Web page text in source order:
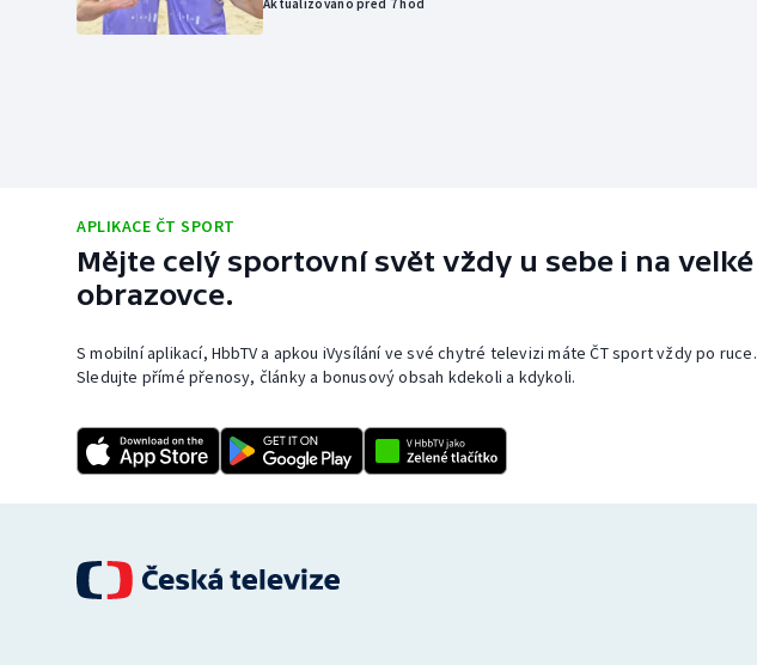
Aktualizováno před 7 hod
APLIKACE ČT SPORT
Mějte celý sportovní svět vždy u sebe i na velké
obrazovce.
S mobilní aplikací, HbbTV a apkou iVysílání ve své chytré televizi máte ČT sport vždy po ruce.
Sledujte přímé přenosy, články a bonusový obsah kdekoli a kdykoli.